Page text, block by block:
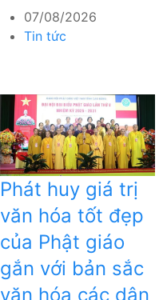
07/08/2026
Tin tức
Phát huy giá trị
văn hóa tốt đẹp
của Phật giáo
gắn với bản sắc
văn hóa các dân